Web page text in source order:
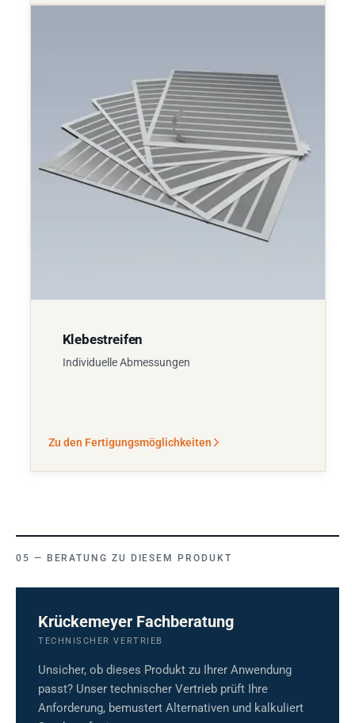
Klebestreifen
Individuelle Abmessungen
Zu den Fertigungsmöglichkeiten
BERATUNG ZU DIESEM PRODUKT
Krückemeyer Fachberatung
TECHNISCHER VERTRIEB
Unsicher, ob dieses Produkt zu Ihrer Anwendung
passt? Unser technischer Vertrieb prüft Ihre
Anforderung, bemustert Alternativen und kalkuliert